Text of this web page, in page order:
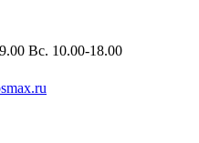
Вс. 10.00-18.00